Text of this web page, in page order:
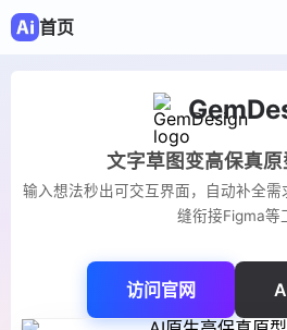
首页
文字草图变高保真
输入想法秒出可交互界面，自动补全
缝衔接Figma等
访问官网